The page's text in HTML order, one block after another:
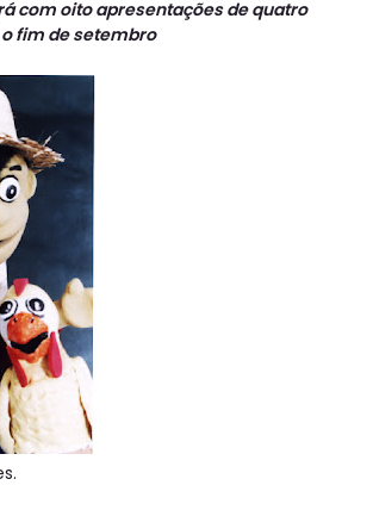
com oito apresentações de quatro
fim de setembro